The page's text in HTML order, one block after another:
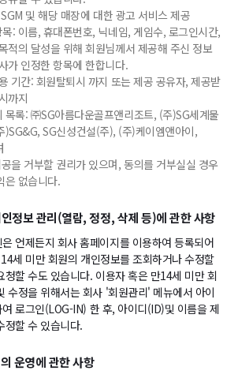
및 해당 매장에 대한 광고 서비스 제공
: 이름, 휴대폰번호, 닉네임, 게임수, 로그인시간,
적의 달성을 위해 회원님께서 제공해 주신 정보
가 인정한 항목에 한합니다.
기간: 회원탈퇴시 까지 또는 제공 공유자, 제공받
까지
목록: ㈜SG아름다운골프앤리조트, (주)SG세계물
)SG&G, SG신성건설(주), (주)케이엠앤아이,
을 거부할 권리가 있으며, 동의를 거부실실 경우
은 없습니다.
정보 관리(열람, 정정, 삭제 등)에 관한 사항
언제든지 회사 홈페이지를 이용하여 등록되어
세 미만 회원의 개인정보를 조회하거나 수정할
청할 수도 있습니다. 이용자 혹은 만14세 미만 회
수정을 위해서는 회사 '회원관리' 메뉴에서 아이
로그인(LOG-IN) 한 후, 아이디(ID)및 이름을 제
정할 수 있습니다.
운영에 관한 사항